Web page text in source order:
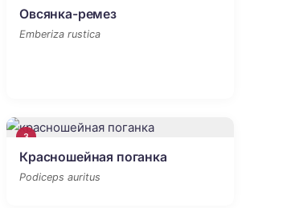
Овсянка-ремез
Emberiza rustica
3
Красношейная поганка
Podiceps auritus